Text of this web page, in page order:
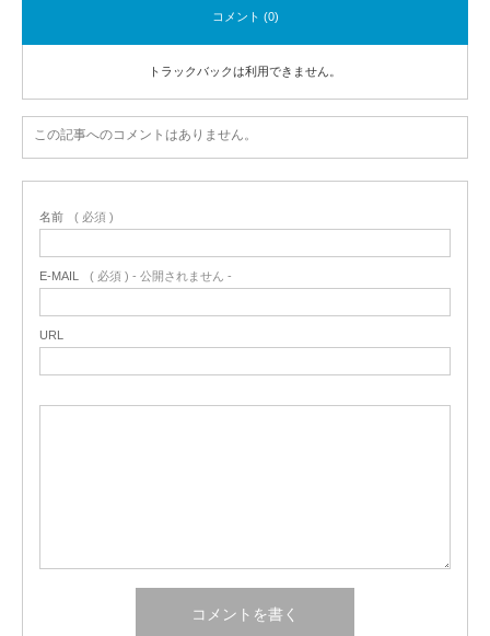
コメント (0)
トラックバックは利用できません。
この記事へのコメントはありません。
名前 ( 必須 )
E-MAIL ( 必須 ) - 公開されません -
URL